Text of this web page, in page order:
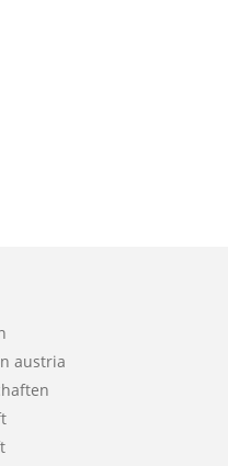
austria